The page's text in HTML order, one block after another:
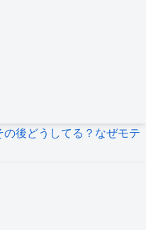
後どうしてる？なぜモテ